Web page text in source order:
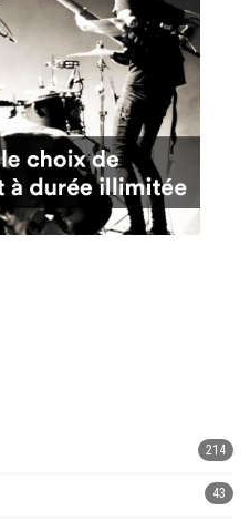
214
43